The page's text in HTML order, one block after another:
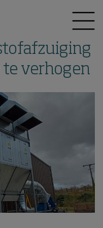
te verhogen